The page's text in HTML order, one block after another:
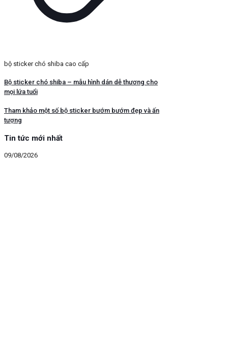
bộ sticker chó shiba cao cấp
Bộ sticker chó shiba – mẫu hình dán dễ thương cho
mọi lứa tuổi
Tham khảo một số bộ sticker bướm bướm đẹp và ấn
tượng
Tin tức mới nhất
09/08/2026